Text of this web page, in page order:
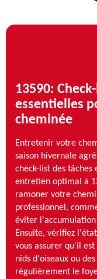
13590:
essentielles
cheminée
Entretenir votre
saison hivernale
check-list des tâches
entretien optimal à
ramoner votre
professionnel,
éviter l'accumulation
Ensuite, vérifiez
vous assurer qu'il
nids d'oiseaux ou
régulièrement le